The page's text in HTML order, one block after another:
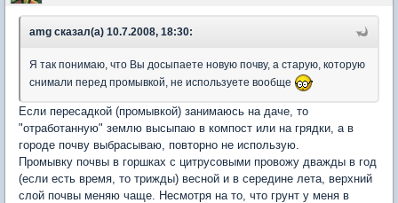
amg сказал(а) 10.7.2008, 18:30:
Я так понимаю, что Вы досыпаете новую почву, а старую, которую
снимали перед промывкой, не используете вообще
Если пересадкой (промывкой) занимаюсь на даче, то
"отработанную" землю высыпаю в компост или на грядки, а в
городе почву выбрасываю, повторно не использую.
Промывку почвы в горшках с цитрусовыми провожу дважды в год
(если есть время, то трижды) весной и в середине лета, верхний
слой почвы меняю чаще. Несмотря на то, что грунт у меня в